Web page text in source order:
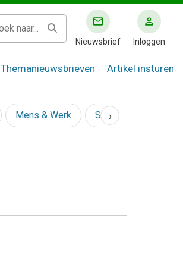
Nieuwsbrief Inloggen
Themanieuwsbrieven Artikel insturen
Mens & Werk Social
›